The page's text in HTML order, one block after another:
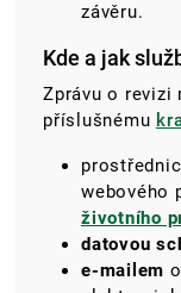
závěru.
Kde a jak
Zprávu o revizi
příslušnému
webového
životního
datovou
e-mailem